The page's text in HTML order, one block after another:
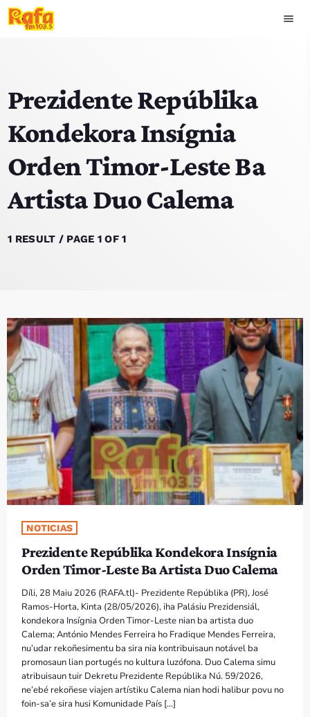
menu
play_arrow OUVIR RAFA
HOME
NOTISIA
EKIPA
PROGRAMA SIRA
VÍDEO SIRA
EVENTU SIRA
KONTAKTU SIRA
TÉTUM keyboard_arrow_down
TÉTUM
PORTUGUÊS
PRÓXIMOS PROGRAMAS
Prezidente Repúblika
Kondekora Insígnia
Orden Timor-Leste Ba
Artista Duo Calema
1 RESULT / PAGE 1 OF 1
NOTICIAS
Prezidente Repúblika Kondekora Insígnia
Orden Timor-Leste Ba Artista Duo Calema
Díli, 28 Maiu 2026 (RAFA.tl)- Prezidente Repúblika (PR), José
Ramos-Horta, Kinta (28/05/2026), iha Palásiu Prezidensiál,
kondekora Insígnia Orden Timor-Leste nian ba artista duo
Calema; António Mendes Ferreira ho Fradique Mendes Ferreira,
nu’udar rekoñesimentu ba sira nia kontribuisaun notável ba
promosaun lian portugés no kultura luzófona. Duo Calema simu
atribuisaun tuir Dekretu Prezidente Repúblika Nú. 59/2026,
ne’ebé rekoñese viajen artístiku Calema nian hodi halibur povu no
foin-sa’e sira husi Komunidade País […]